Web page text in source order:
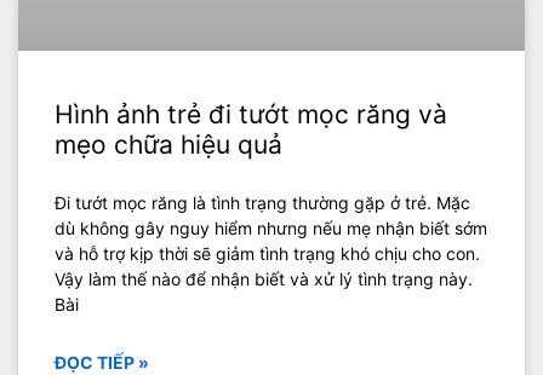
Hình ảnh trẻ đi tướt mọc răng và
mẹo chữa hiệu quả
Đi tướt mọc răng là tình trạng thường gặp ở trẻ. Mặc
dù không gây nguy hiểm nhưng nếu mẹ nhận biết sớm
và hỗ trợ kịp thời sẽ giảm tình trạng khó chịu cho con.
Vậy làm thế nào để nhận biết và xử lý tình trạng này.
Bài
ĐỌC TIẾP »